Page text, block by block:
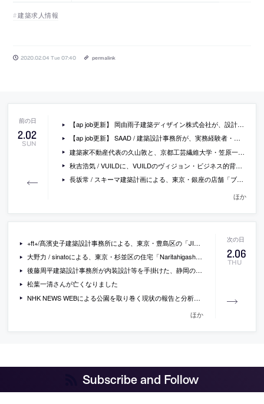
建築求人情報
2020.02.04 Tue 07:40 permalink
2.02
SUN
【ap job更新】 岡由雨子建築ディザイン株式会社が、設計スタッフ、BIMオペレーター、秘書・広報、設計アシスタントを募集中
【ap job更新】 SAAD / 建築設計事務所が、実務経験者・新卒の設計スタッフ(正社員・業務委託契約)を募集中
建築家不動産代表の久山敦と、京都工芸繊維大学・笠原一人によるトークイベント『「建築家住宅」と「住宅遺産」ーその継承を考えるー』が大阪で開催
秋吉浩気 / VUILDに、VUILDのヴィジョン・ビジネス的背景・プロジェクトの関わり方等を聞いているインタビュー「地域分散型モノづくりがもたらす建築のおおらかさ」
長坂常 / スキーマ建築計画による、東京・銀座の店舗「ブルーボトルコーヒー銀座カフェ」
ほか
2.06
THU
+ft+/髙濱史子建築設計事務所による、東京・豊島区の「JINS 東急ハンズ池袋店」
大野力 / sinatoによる、東京・杉並区の住宅「Naritahigashi S」
後藤周平建築設計事務所が内装設計等を手掛けた、静岡の老舗企業・鈴与のオフィス改革プロジェクト（本社リニューアル）の写真とソフト面の解説
松葉一清さんが亡くなりました
NHK NEWS WEBによる公園を取り巻く現状の報告と分析をした特集記事「公園のルール 多すぎない？」
ほか
Subscribe and Follow